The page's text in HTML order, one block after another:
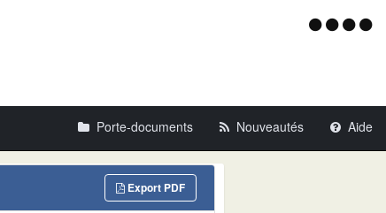
Menu
Porte-documents Nouveautés Aide
Export PDF